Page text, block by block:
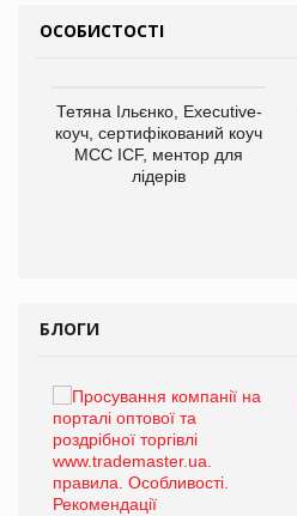
ОСОБИСТОСТІ
Тетяна Ільєнко, Executive-
коуч, сертифікований коуч
МСС ICF, ментор для
лідерів
БЛОГИ